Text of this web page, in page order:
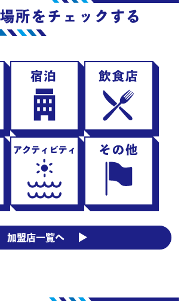
所をチェックする
加盟店一覧へ